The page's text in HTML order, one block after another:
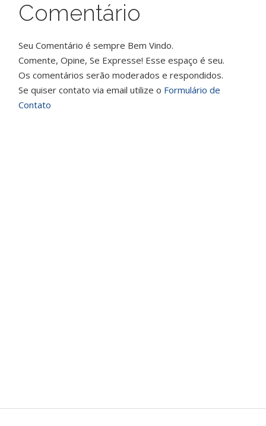
Comentário
Seu Comentário é sempre Bem Vindo.
Comente, Opine, Se Expresse! Esse espaço é seu.
Os comentários serão moderados e respondidos.
Se quiser contato via email utilize o Formulário de
Contato